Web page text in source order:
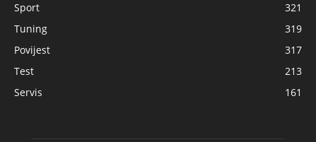
Sport
321
Tuning
319
Povijest
317
Test
213
Servis
161